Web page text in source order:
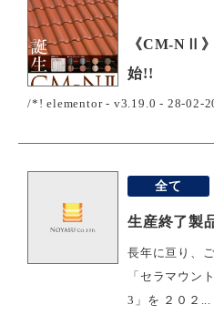
《CM-NⅡ
始!!
/*! elementor - v3.19.0 - 28-02-
全て
生産終了製
長年に亘り、
「セラマウン
3」を ２０２...